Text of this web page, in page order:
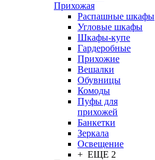
Прихожая
Распашные шкафы
Угловые шкафы
Шкафы-купе
Гардеробные
Прихожие
Вешалки
Обувницы
Комоды
Пуфы для
прихожей
Банкетки
Зеркала
Освещение
+ ЕЩЕ 2